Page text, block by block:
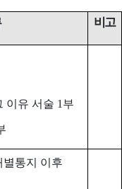
비고
이유 서술 1 부
통지 이후